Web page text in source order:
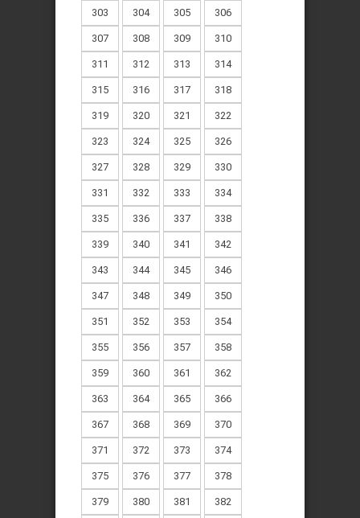
303 304 305 306
307 308 309 310
311 312 313 314
315 316 317 318
319 320 321 322
323 324 325 326
327 328 329 330
331 332 333 334
335 336 337 338
339 340 341 342
343 344 345 346
347 348 349 350
351 352 353 354
355 356 357 358
359 360 361 362
363 364 365 366
367 368 369 370
371 372 373 374
375 376 377 378
379 380 381 382